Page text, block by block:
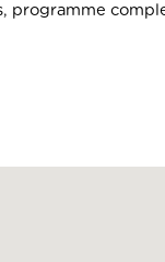
programme